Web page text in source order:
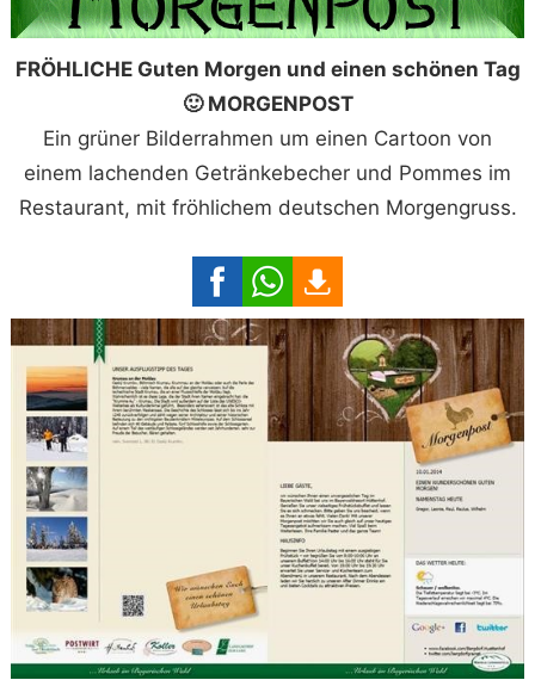
FRÖHLICHE Guten Morgen und einen schönen Tag
🙂 MORGENPOST
Ein grüner Bilderrahmen um einen Cartoon von
einem lachenden Getränkebecher und Pommes im
Restaurant, mit fröhlichem deutschen Morgengruss.